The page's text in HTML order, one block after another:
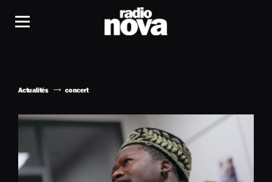
Actualités concert